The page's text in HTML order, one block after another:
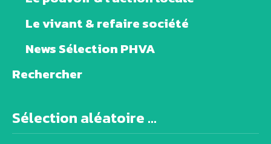
Le vivant & refaire société
News Sélection PHVA
Rechercher
Sélection aléatoire ...